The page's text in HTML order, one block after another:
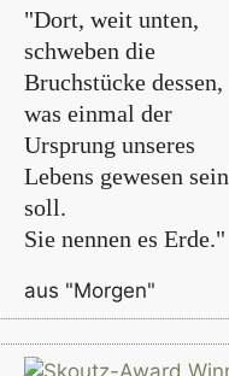
"Dort, weit unten,
schweben die
Bruchstücke dessen,
was einmal der
Ursprung unseres
Lebens gewesen sein
soll.
Sie nennen es Erde."
aus "Morgen"